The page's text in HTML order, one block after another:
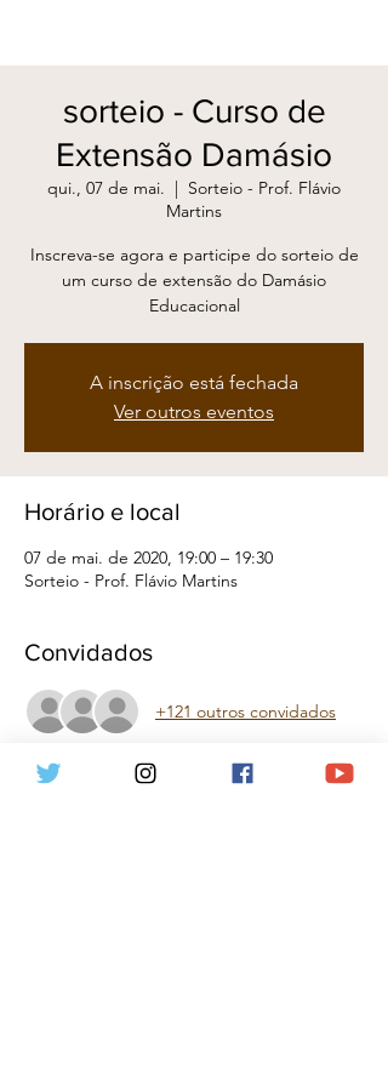
sorteio - Curso de
Extensão Damásio
qui., 07 de mai.
  |
Sorteio - Prof. Flávio
Martins
Inscreva-se agora e participe do sorteio de
um curso de extensão do Damásio
Educacional
A inscrição está fechada
Ver outros eventos
Horário e local
07 de mai. de 2020, 19:00 – 19:30
Sorteio - Prof. Flávio Martins
Convidados
+121 outros convidados